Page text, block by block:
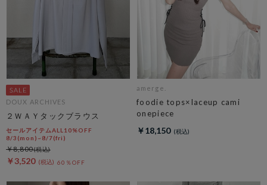
DOUX ARCHIVES
２ＷＡＹタックブラウス
セールアイテムALL10%OFF
8/3(mon)~8/7(fri)
￥3,520 60％OFF
￥8,800
amerge.
foodie tops×laceup cami
onepiece
￥18,150